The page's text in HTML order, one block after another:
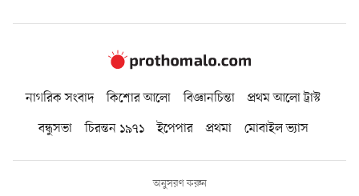
নাগরিক সংবাদ কিশোর আলো বিজ্ঞানচিন্তা
প্রথম আলো ট্রাস্ট
বন্ধুসভা
চিরন্তন ১৯৭১ ইপেপার প্রথমা মোবাইল ভ্যাস
অনুসরণ করুন